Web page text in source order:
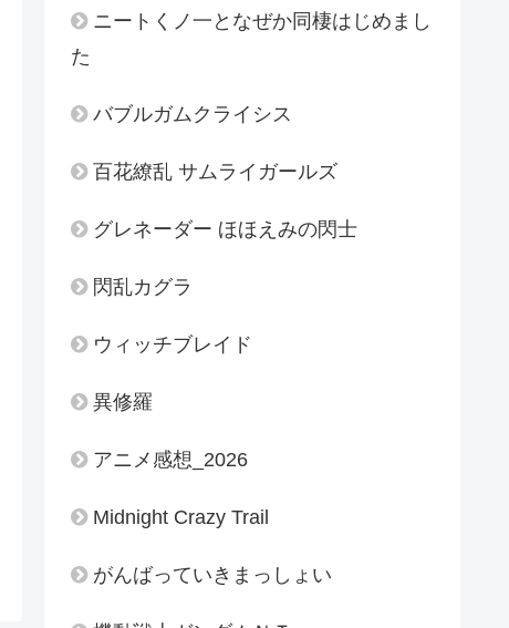
ニートくノ一となぜか同棲はじめまし
た
バブルガムクライシス
百花繚乱 サムライガールズ
グレネーダー ほほえみの閃士
閃乱カグラ
ウィッチブレイド
異修羅
アニメ感想_2026
Midnight Crazy Trail
がんばっていきまっしょい